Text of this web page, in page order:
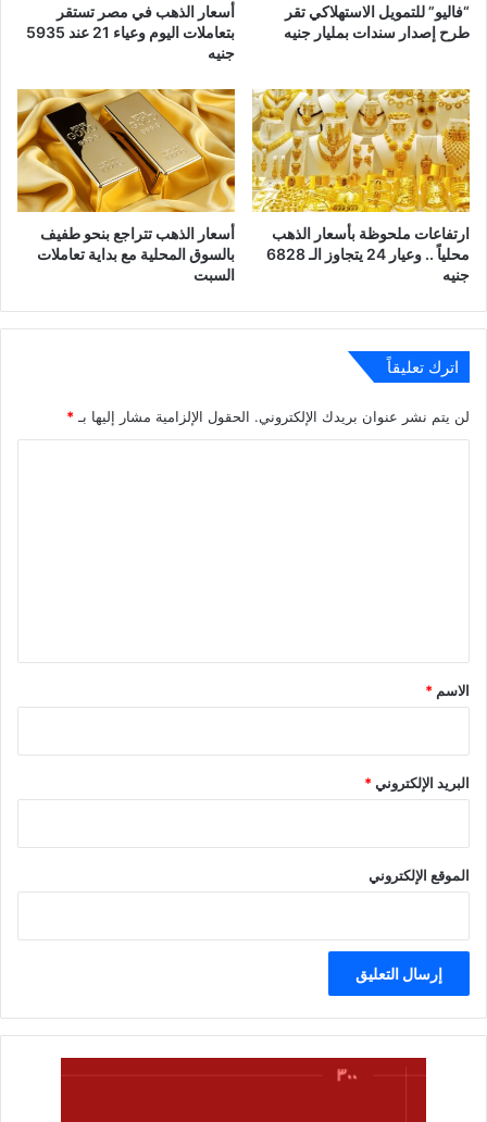
“فاليو” للتمويل الاستهلاكي تقر
طرح إصدار سندات بمليار جنيه
أسعار الذهب في مصر تستقر
بتعاملات اليوم وعياء 21 عند 5935
جنيه
ارتفاعات ملحوظة بأسعار الذهب
محلياً .. وعيار 24 يتجاوز الـ 6828
جنيه
أسعار الذهب تتراجع بنحو طفيف
بالسوق المحلية مع بداية تعاملات
السبت
اترك تعليقاً
لن يتم نشر عنوان بريدك الإلكتروني. الحقول الإلزامية مشار إليها بـ *
*
الاسم *
البريد الإلكتروني*
الموقع الإلكتروني